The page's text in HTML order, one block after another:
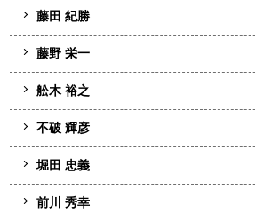
藤田 紀勝
藤野 栄一
舩木 裕之
不破 輝彦
堀田 忠義
前川 秀幸